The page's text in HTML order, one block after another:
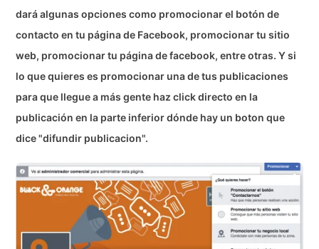
dará algunas opciones como promocionar el botón de
contacto en tu página de Facebook, promocionar tu sitio
web, promocionar tu página de facebook, entre otras. Y si
lo que quieres es promocionar una de tus publicaciones
para que llegue a más gente haz click directo en la
publicación en la parte inferior dónde hay un boton que
dice "difundir publicacion".